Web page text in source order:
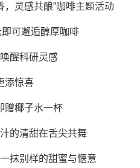
，灵感共酿”咖啡主题活动
可邂逅醇厚咖啡
醒科研灵感
添惊喜
赠椰子水一杯
的清甜在舌尖共舞
抹别样的甜蜜与惬意